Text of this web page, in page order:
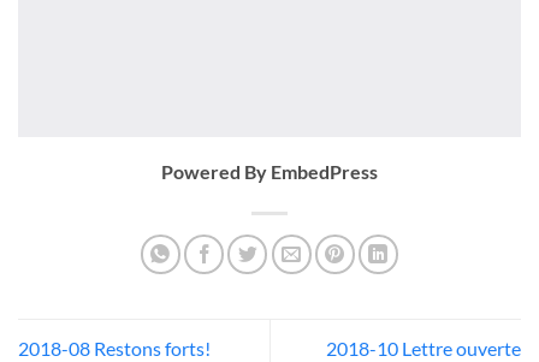
Powered By EmbedPress
2018-08 Restons forts! 2018-10 Lettre ouverte